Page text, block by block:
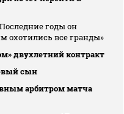
годы он
охотились все гранды»
двухлетний контракт
сын
арбитром матча